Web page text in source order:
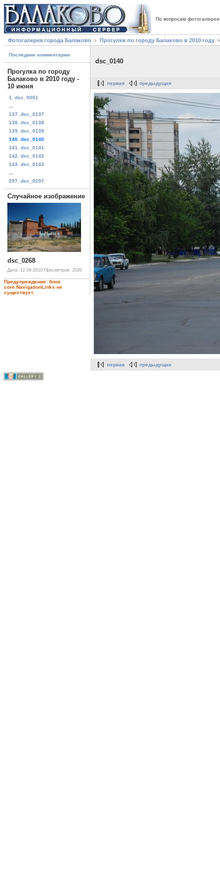
По вопросам
Фотогалерея города Балаково Прогулки по городу Балаково в 2010 году
Последние комментарии
Прогулка по городу
Балаково в 2010 году -
10 июня
1. dsc_0001
137. dsc_0137
138. dsc_0138
139. dsc_0139
140. dsc_0140
141. dsc_0141
142. dsc_0142
143. dsc_0143
297. dsc_0297
Случайное изображение
dsc_0268
Дата: 12.09.2010 Просмотров: 2020
Предупреждение: блок
core.NavigationLinks не
существует.
dsc_0140
первая предыдущая
первая предыдущая